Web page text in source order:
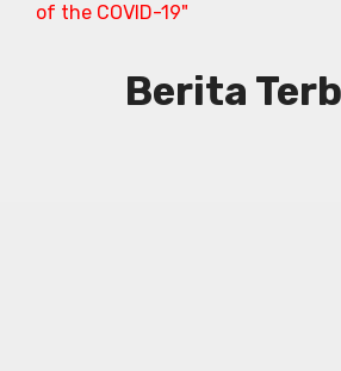
of the COVID-19"
Berita